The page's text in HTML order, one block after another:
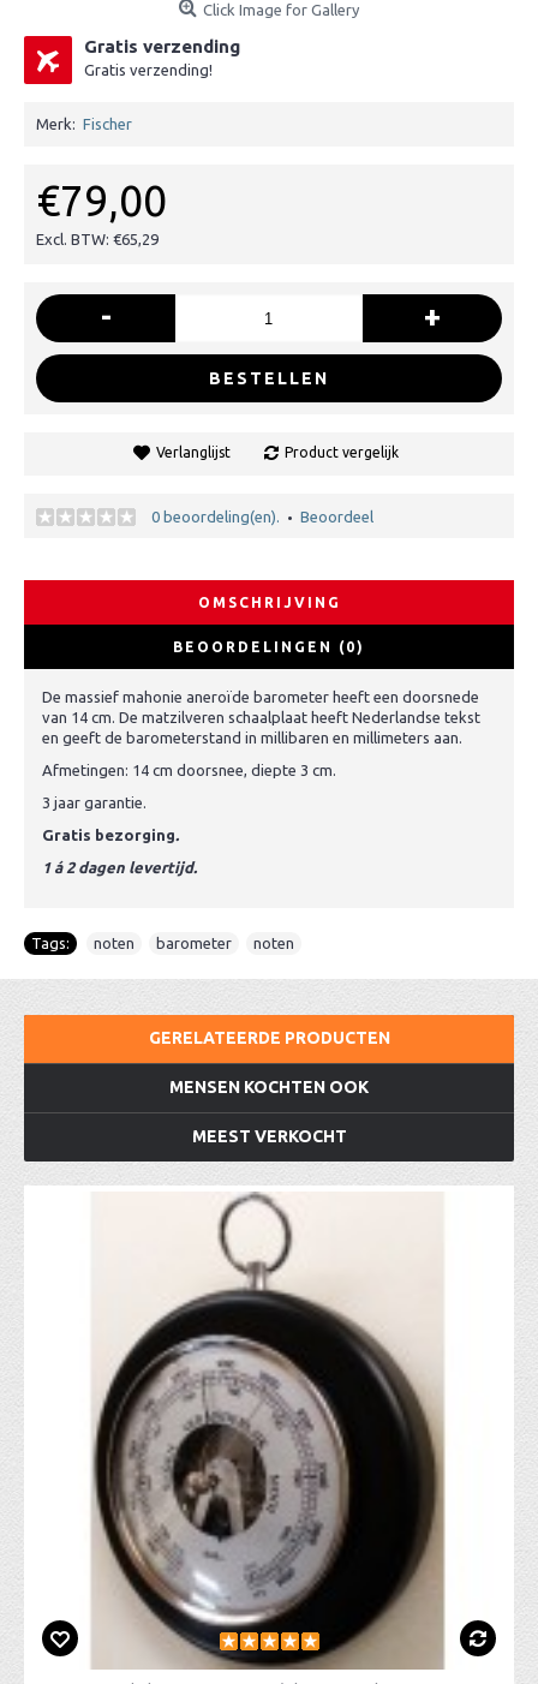
Click Image for Gallery
Gratis verzending
Gratis verzending!
Merk: Fischer
€79,00
Excl. BTW: €65,29
- +
BESTELLEN
Verlanglijst Product vergelijk
0 beoordeling(en). • Beoordeel
OMSCHRIJVING
BEOORDELINGEN (0)
De massief mahonie aneroïde barometer heeft een doorsnede
van 14 cm. De matzilveren schaalplaat heeft Nederlandse tekst
en geeft de barometerstand in millibaren en millimeters aan.
Afmetingen: 14 cm doorsnee, diepte 3 cm.
3 jaar garantie.
Gratis bezorging.
1 á 2 dagen levertijd.
Tags: noten barometer noten
GERELATEERDE PRODUCTEN
MENSEN KOCHTEN OOK
MEEST VERKOCHT